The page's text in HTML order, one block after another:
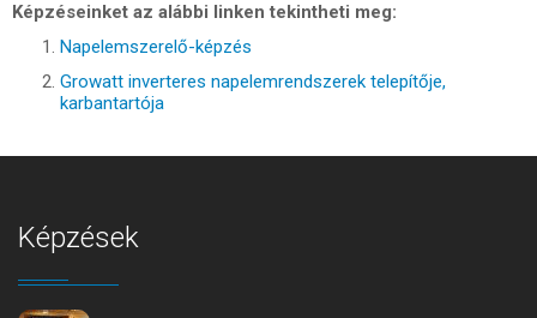
Képzéseinket az alábbi linken tekintheti meg:
Napelemszerelő-képzés
Growatt inverteres napelemrendszerek telepítője,
karbantartója
Képzések